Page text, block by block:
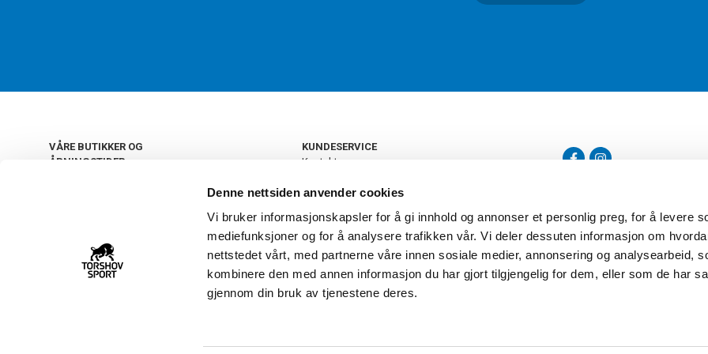
Denne nettsiden anvender cookies
Vi bruker informasjonskapsler for å gi innhold og annonser et personlig preg, for å levere
mediefunksjoner og for å analysere trafikken vår. Vi deler dessuten informasjon om
nettstedet vårt, med partnerne våre innen sosiale medier, annonsering og analysearbeid,
kombinere den med annen informasjon du har gjort tilgjengelig for dem, eller som de har
gjennom din bruk av tjenestene deres.
VÅRE BUTIKKER OG
ÅPNINGSTIDER
22 09 20 20
KUNDESERVICE
Kontakt oss
Retur og bytte
Personvern
Frakt og levering
Ledige stillinger
FAQ - Ofte stilte spørsmål
Åpenhetsloven
Torshov Sport har over 90 års
klubbhandel. Torshov Sport har
Drammen, Sandvika Storsenter